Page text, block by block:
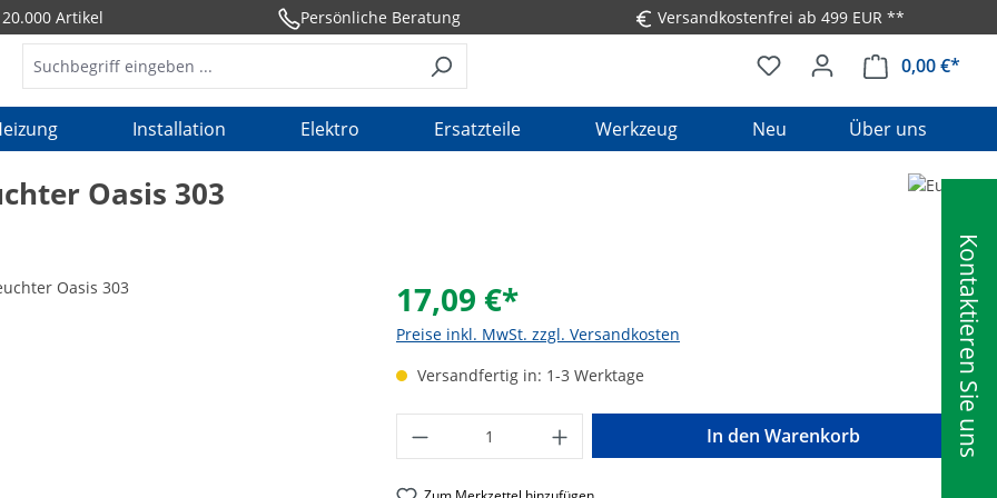
Artikel Persönliche Beratung Versandkostenfrei ab 499 EUR **
0,00 €*
Installation Elektro Ersatzteile Werkzeug Neu Über uns
Kontaktieren Sie uns
Oasis 303
17,09 €*
Preise inkl. MwSt. zzgl. Versandkosten
Versandfertig in: 1-3 Werktage
Produkt Anzahl: Gib den gewünschten Wert
In den Warenkorb